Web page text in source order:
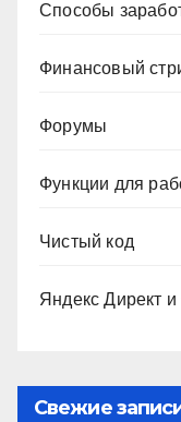
Способы
Финансовый
Форумы
Функции для
Чистый код
Яндекс Директ
Свежие